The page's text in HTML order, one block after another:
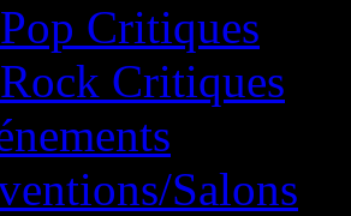
Critiques
Critiques
Salons